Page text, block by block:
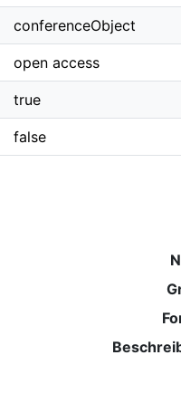
conferenceObject
open access
true
false